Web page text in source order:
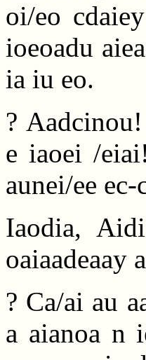
oi/eo
ioeoadu
ia iu eo.
? Aadcinou!
e iaoei /
aunei/ee ec-
Iaodia,
oaiaadeaay
? Ca/ai au
a aianoa n